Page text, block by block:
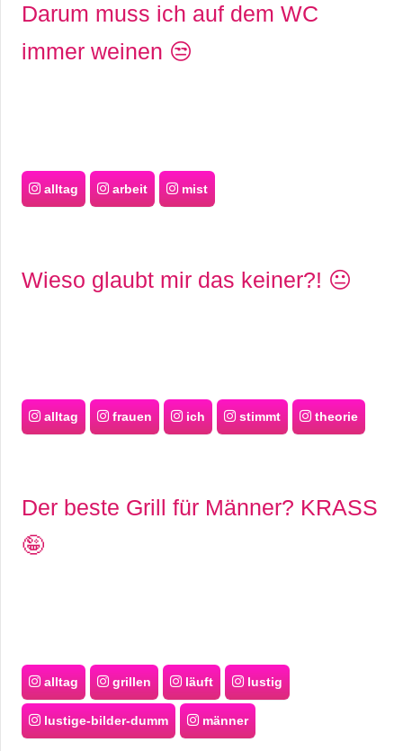
Darum muss ich auf dem WC
immer weinen 😒
alltag arbeit mist
Wieso glaubt mir das keiner?! 😐
alltag frauen ich stimmt theorie
Der beste Grill für Männer? KRASS
🤪
alltag grillen läuft lustig
lustige-bilder-dumm männer